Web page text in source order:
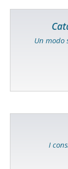
Un modo
I